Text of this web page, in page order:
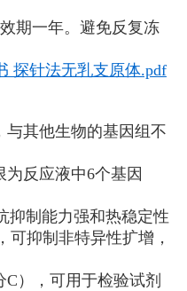
期一年。避免反复冻
探针法无乳支原体.pdf
与其他生物的基因组不
反应液中6个基因
抑制能力强和热稳定性
可抑制非特异性扩增，
），可用于检验试剂